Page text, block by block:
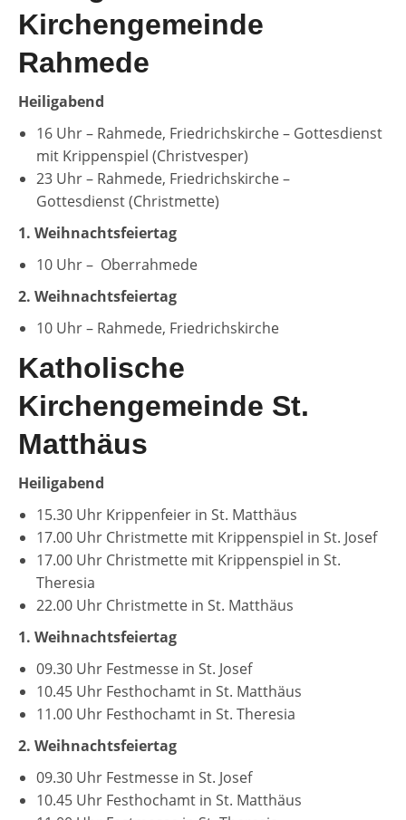
Kirchengemeinde
Rahmede
Heiligabend
16 Uhr – Rahmede, Friedrichskirche – Gottesdienst
mit Krippenspiel (Christvesper)
23 Uhr – Rahmede, Friedrichskirche –
Gottesdienst (Christmette)
1. Weihnachtsfeiertag
10 Uhr – Oberrahmede
2. Weihnachtsfeiertag
10 Uhr – Rahmede, Friedrichskirche
Katholische
Kirchengemeinde St.
Matthäus
Heiligabend
15.30 Uhr Krippenfeier in St. Matthäus
17.00 Uhr Christmette mit Krippenspiel in St. Josef
17.00 Uhr Christmette mit Krippenspiel in St.
Theresia
22.00 Uhr Christmette in St. Matthäus
1. Weihnachtsfeiertag
09.30 Uhr Festmesse in St. Josef
10.45 Uhr Festhochamt in St. Matthäus
11.00 Uhr Festhochamt in St. Theresia
2. Weihnachtsfeiertag
09.30 Uhr Festmesse in St. Josef
10.45 Uhr Festhochamt in St. Matthäus